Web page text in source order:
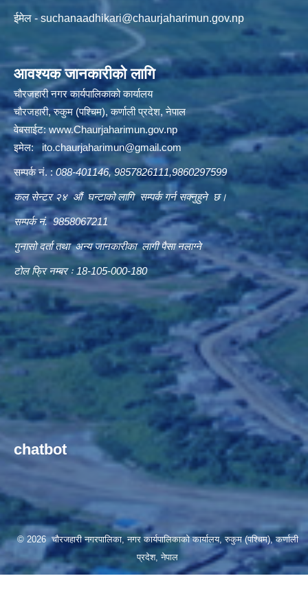
ईमेल -suchanaadhikari@chaurjaharimun.gov.np
आवश्यक जानकारीको लागि
चौरजहारी नगर कार्यपालिकाको कार्यालय
चौरजहारी, रुकुम (पश्चिम), कर्णाली प्रदेश, नेपाल
वेबसाईट:www.Chaurjaharimun.gov.np
इमेल: ito.chaurjaharimun@gmail.com
सम्पर्क नं. :088-401146, 9857826111,9860297599
कल सेन्टर २४ औं घन्टाको लागि सम्पर्क गर्न सक्नुहुने छ।
सम्पर्क नं. 9858067211
गुनासो दर्ता तथा अन्य जानकारीका लागी पैसा नलाग्ने
टोल फ्रि नम्बर ः 18-105-000-180
chatbot
© 2026 चौरजहारी नगरपालिका, नगर कार्यपालिकाको कार्यालय, रुकुम (पश्चिम), कर्णाली
प्रदेश, नेपाल